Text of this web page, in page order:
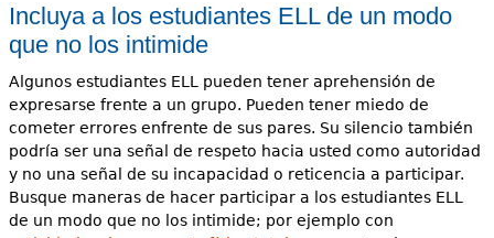
Incluya a los estudiantes ELL de un modo
que no los intimide
Algunos estudiantes ELL pueden tener aprehensión de
expresarse frente a un grupo. Pueden tener miedo de
cometer errores enfrente de sus pares. Su silencio también
podría ser una señal de respeto hacia usted como autoridad
y no una señal de su incapacidad o reticencia a participar.
Busque maneras de hacer participar a los estudiantes ELL
de un modo que no los intimide; por ejemplo con